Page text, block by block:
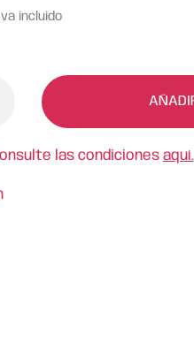
Iva incluido
las condiciones aquí.